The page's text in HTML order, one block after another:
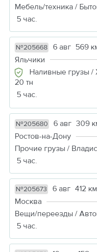
Мебель/техника /
5 час.
№205668 6 авг 569
Яльчики
Наливные грузы /
20 тн
5 час.
№205680 6 авг 309
Ростов-на-Дону
Прочие грузы /
5 час.
№205673 6 авг 412 км
Москва
Вещи/переезды /
5 час.